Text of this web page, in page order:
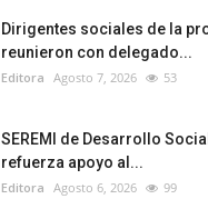
Dirigentes sociales de la
reunieron con delegado...
Editora Agosto 7, 2026 53
SEREMI de Desarrollo
refuerza apoyo al...
Editora Agosto 6, 2026 99